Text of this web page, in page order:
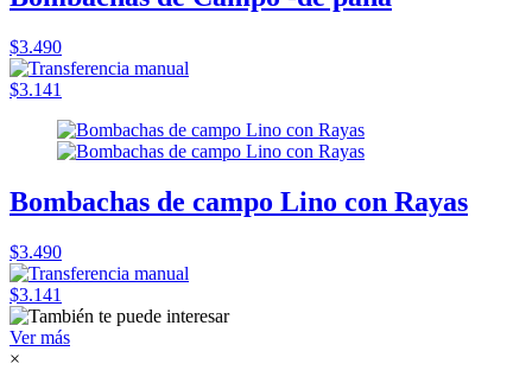
$3.490
$3.141
Bombachas de campo Lino con Rayas
$3.490
$3.141
Ver más
×